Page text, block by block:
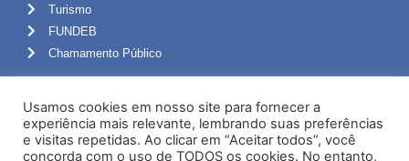
Turismo
FUNDEB
Chamamento Público
Portal do Servidor
Webmail
Usamos cookies em nosso site para fornecer a
experiência mais relevante, lembrando suas preferências
e visitas repetidas. Ao clicar em “Aceitar todos”, você
concorda com o uso de TODOS os cookies. No entanto,